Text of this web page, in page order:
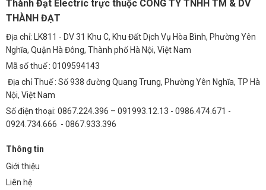
Thành Đạt Electric trực thuộc CÔNG TY TNHH TM & DV
THÀNH ĐẠT
Địa chỉ: LK811 - DV 31 Khu C, Khu Đất Dịch Vụ Hòa Bình, Phường Yên
Nghĩa, Quận Hà Đông, Thành phố Hà Nội, Việt Nam
Mã số thuế : 0109594143
Địa chỉ Thuế : Số 938 đường Quang Trung, Phường Yên Nghĩa, TP Hà
Nội, Việt Nam
Số điện thoại: 0867.224.396 – 091993.12.13 - 0986.474.671 -
0924.734.666 - 0867.933.396
Thông tin
Giới thiệu
Liên hệ